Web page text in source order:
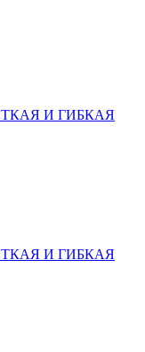
И ГИБКАЯ
И ГИБКАЯ